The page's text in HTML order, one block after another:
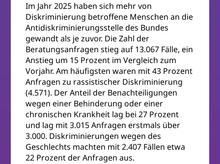
Im Jahr 2025 haben sich mehr von
Diskriminierung betroffene Menschen an die
Antidiskriminierungsstelle des Bundes
gewandt als je zuvor. Die Zahl der
Beratungsanfragen stieg auf 13.067 Fälle, ein
Anstieg um 15 Prozent im Vergleich zum
Vorjahr. Am häufigsten waren mit 43 Prozent
Anfragen zu rassistischer Diskriminierung
(4.571). Der Anteil der Benachteiligungen
wegen einer Behinderung oder einer
chronischen Krankheit lag bei 27 Prozent
und lag mit 3.015 Anfragen erstmals über
3.000. Diskriminierungen wegen des
Geschlechts machten mit 2.407 Fällen etwa
22 Prozent der Anfragen aus.